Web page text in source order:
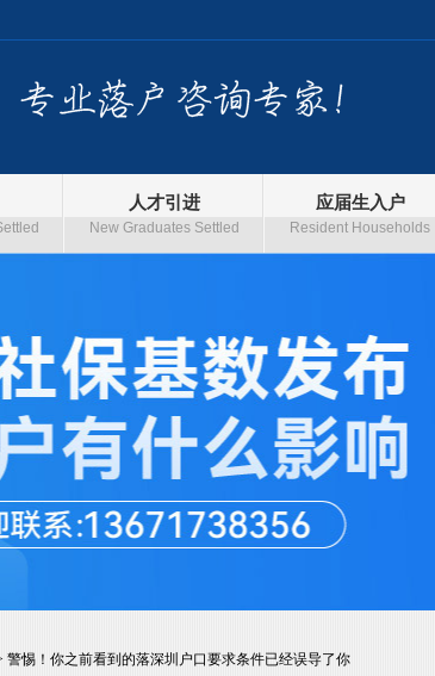
人才引进
New Graduates Settled
应届生入户
Resident Households
警惕！你之前看到的落深圳户口要求条件已经误导了你